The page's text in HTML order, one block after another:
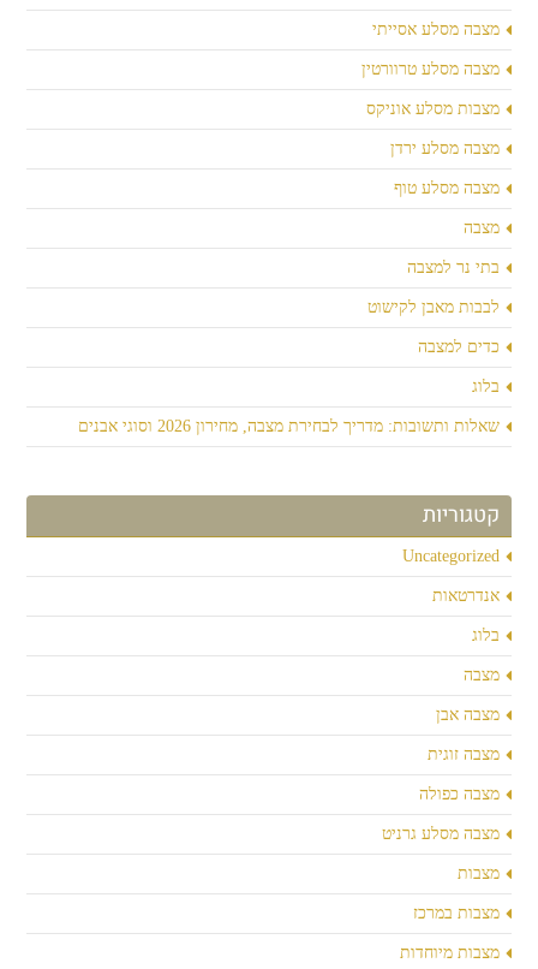
מצבה מסלע אסייתי
מצבה מסלע טרוורטין
מצבות מסלע אוניקס
מצבה מסלע ירדן
מצבה מסלע טוף
מצבה
בתי נר למצבה
לבבות מאבן לקישוט
כדים למצבה
בלוג
שאלות ותשובות: מדריך לבחירת מצבה, מחירון 2026 וסוגי אבנים
קטגוריות
Uncategorized
אנדרטאות
בלוג
מצבה
מצבה אבן
מצבה זוגית
מצבה כפולה
מצבה מסלע גרניט
מצבות
מצבות במרכז
מצבות מיוחדות